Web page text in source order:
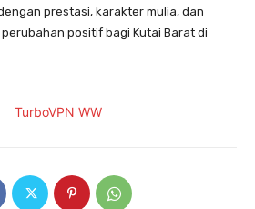
prestasi, karakter mulia, dan
positif bagi Kutai Barat di